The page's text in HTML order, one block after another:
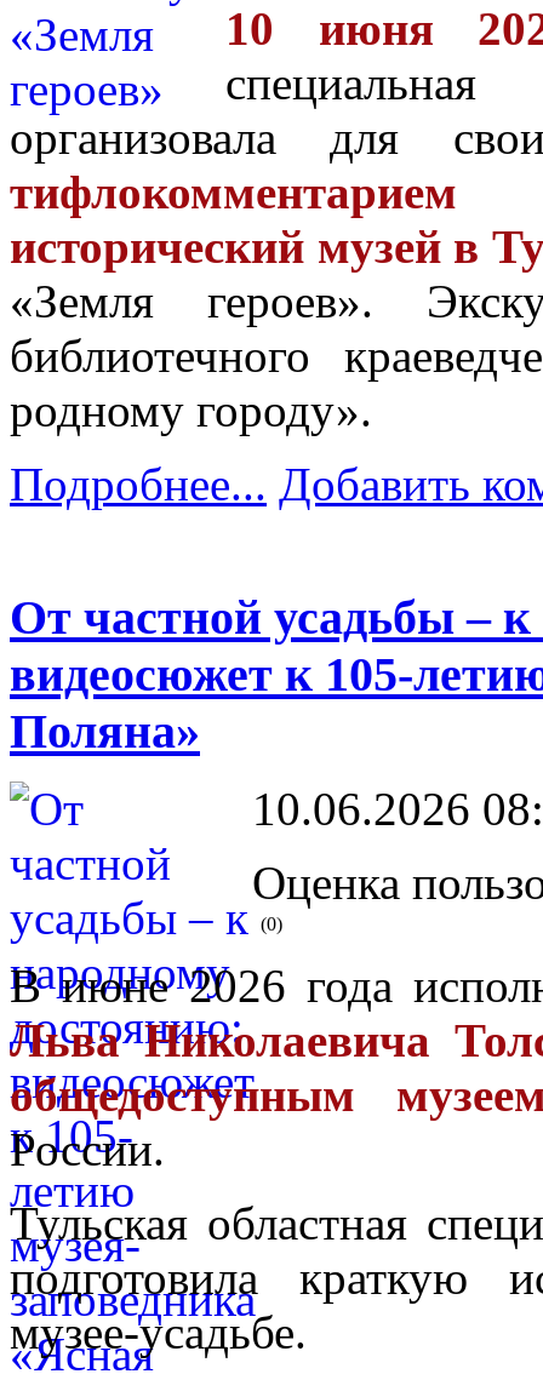
10 июня
организовала для
исторический музей в
«Земля героев».
библиотечного
родному городу».
Подробнее... Добавить
От частной усадьбы –
видеосюжет к 105-
Поляна»
10.06.2026
Оценка
(0)
В июне 2026 года
Льва Николаевича
общедоступным
России.
Тульская областная
подготовила краткую
музее-усадьбе.